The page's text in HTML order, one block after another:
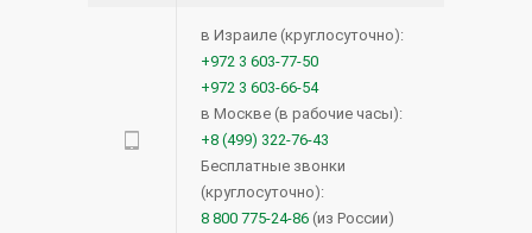
в Израиле (круглосуточно):
+972 3 603-77-50
+972 3 603-66-54
в Москве (в рабочие часы):
+8 (499) 322-76-43
Бесплатные звонки
(круглосуточно):
8 800 775-24-86 (из России)